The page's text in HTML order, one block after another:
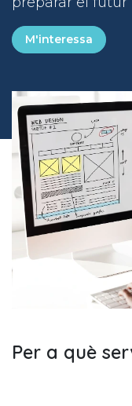
M'interessa
Per a què